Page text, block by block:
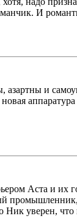
И
и
Аста и
уверен, что